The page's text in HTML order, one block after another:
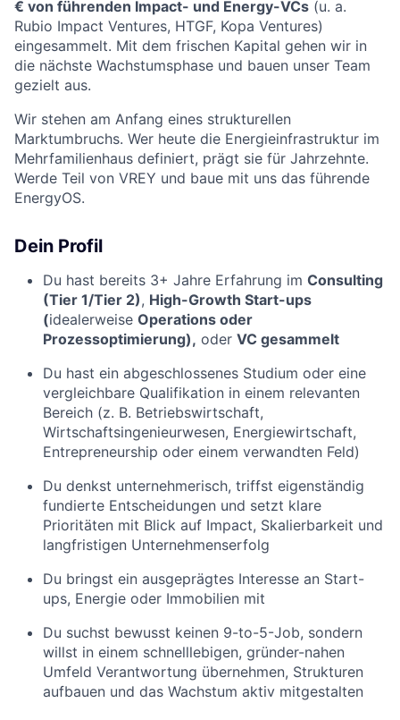
€ von führenden Impact- und Energy-VCs (u. a.
Rubio Impact Ventures, HTGF, Kopa Ventures)
eingesammelt. Mit dem frischen Kapital gehen wir in
die nächste Wachstumsphase und bauen unser Team
gezielt aus.
Wir stehen am Anfang eines strukturellen
Marktumbruchs. Wer heute die Energieinfrastruktur im
Mehrfamilienhaus definiert, prägt sie für Jahrzehnte.
Werde Teil von VREY und baue mit uns das führende
EnergyOS.
Dein Profil
Du hast bereits 3+ Jahre Erfahrung im Consulting
(Tier 1/Tier 2), High-Growth Start-ups
(idealerweise Operations oder
Prozessoptimierung), oder VC gesammelt
Du hast ein abgeschlossenes Studium oder eine
vergleichbare Qualifikation in einem relevanten
Bereich (z. B. Betriebswirtschaft,
Wirtschaftsingenieurwesen, Energiewirtschaft,
Entrepreneurship oder einem verwandten Feld)
Du denkst unternehmerisch, triffst eigenständig
fundierte Entscheidungen und setzt klare
Prioritäten mit Blick auf Impact, Skalierbarkeit und
langfristigen Unternehmenserfolg
Du bringst ein ausgeprägtes Interesse an Start-
ups, Energie oder Immobilien mit
Du suchst bewusst keinen 9-to-5-Job, sondern
willst in einem schnelllebigen, gründer-nahen
Umfeld Verantwortung übernehmen, Strukturen
aufbauen und das Wachstum aktiv mitgestalten